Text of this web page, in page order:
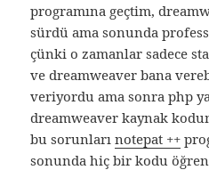
programına geçtim,
sürdü ama sonunda
çünki o zamanlar sadece
ve dreamweaver bana
veriyordu ama sonra php
dreamweaver kaynak
bu sorunlarınotepat ++
sonunda hiç bir kodu